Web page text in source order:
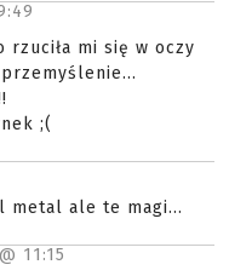
rzuciła mi się w oczy
;(
metal ale te magi...
11:15